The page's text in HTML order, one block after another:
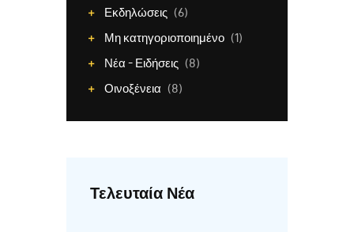
Εκδηλώσεις (6)
Μη κατηγοριοποιημένο (1)
Νέα - Ειδήσεις (8)
Οινοξένεια (8)
Τελευταία Νέα